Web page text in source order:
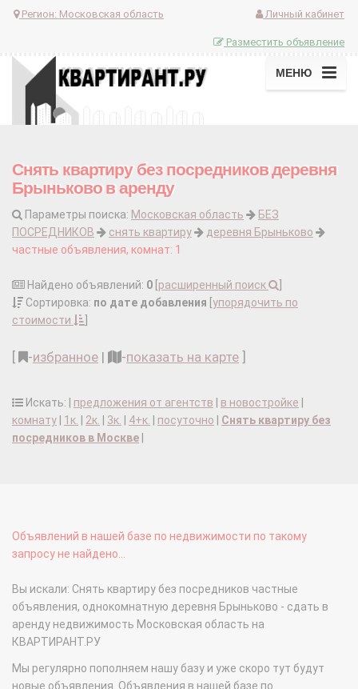
Регион: Московская область Личный кабинет
Разместить объявление
МЕНЮ
Снять квартиру без посредников деревня
Брыньково в аренду
Параметры поиска: Московская область
БЕЗ
ПОСРЕДНИКОВ
снять квартиру
деревня Брыньково
частные объявления, комнат: 1
Найдено объявлений: 0 расширенный поиск
Сортировка: по дате добавления упорядочить по
стоимости
-избранное | -показать на карте
Искать: | предложения от агентств в новостройке
комнату
1к. 2к. 3к. 4+к. посуточно
Снять квартиру без
посредников в Москве
Объявлений в нашей базе по недвижимости по такому
запросу не найдено...
Вы искали: Снять квартиру без посредников частные
объявления, однокомнатную деревня Брыньково - сдать в
аренду недвижимость Московская область на
КВАРТИРАНТ.РУ
Мы регулярно пополняем нашу базу и уже скоро тут будут
новые объявления. Объявления в нашей базе по